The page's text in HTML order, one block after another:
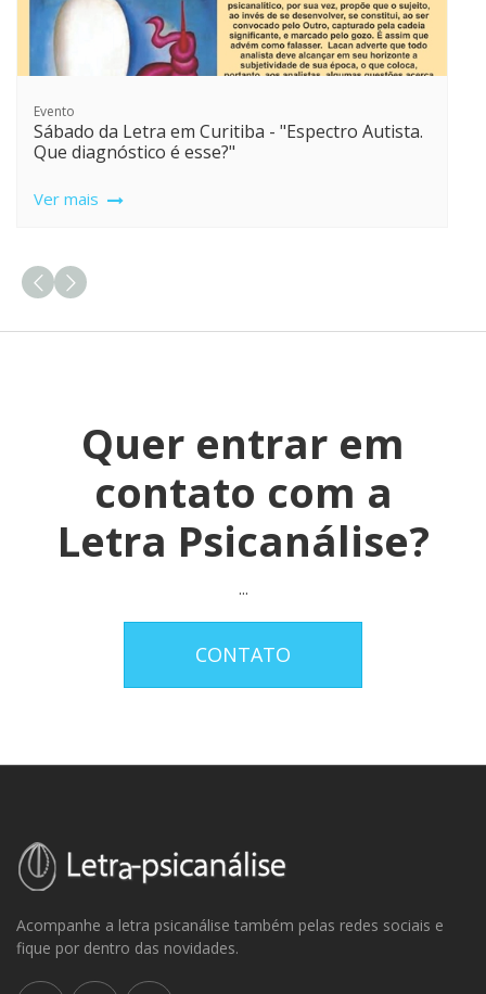
Evento
Sábado da Letra em Curitiba - "Espectro Autista.
Que diagnóstico é esse?"
Ver mais
Quer entrar em
contato com a
Letra Psicanálise?
...
CONTATO
Acompanhe a letra psicanálise também pelas redes sociais e
fique por dentro das novidades.